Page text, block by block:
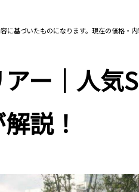
に基づいたものになります。現在の価格・
アー｜人
説！